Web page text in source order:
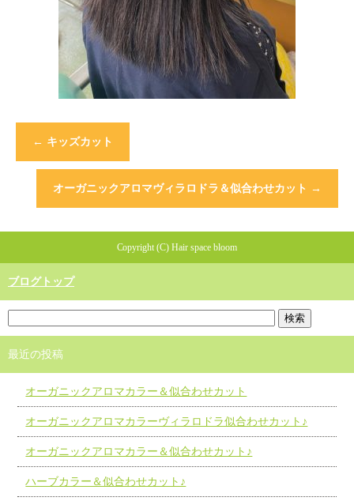
← キッズカット
オーガニックアロマヴィラロドラ＆似合わせカット →
Copyright (C) Hair space bloom
ブログトップ
最近の投稿
オーガニックアロマカラー＆似合わせカット
オーガニックアロマカラーヴィラロドラ似合わせカット♪
オーガニックアロマカラー＆似合わせカット♪
ハーブカラー＆似合わせカット♪